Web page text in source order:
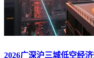
2026广深沪三城低空经